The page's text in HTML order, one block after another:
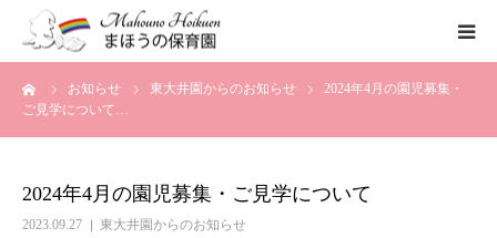
お知らせ 東大井園からのお知らせ
2024年4月の園児募集・
ご見学について…
2024年4月の園児募集・ご見学について
2023.09.27 東大井園からのお知らせ
まほうの保育園の想い
各園のご紹介